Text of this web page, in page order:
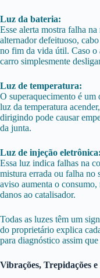
Luz da bateria:
Esse alerta mostra falha
alternador defeituoso,
no fim da vida útil. Caso o
carro simplesmente
Luz de temperatura:
O superaquecimento é um
luz da temperatura
dirigindo pode causar
da junta.
Luz de injeção eletrônica:
Essa luz indica falhas na
mistura errada ou falha no
aviso aumenta o consumo,
danos ao catalisador.
Todas as luzes têm um
do proprietário explica
para diagnóstico assim
Vibrações, Trepidações